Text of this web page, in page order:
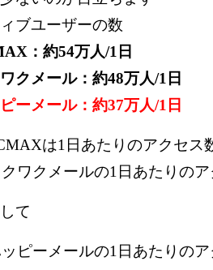
ブユーザーの数
：約54万人/1日
クメール：約48万人/1日
ーメール：約37万人/1日
は1日あたりのアクセス
クワクメールの1日あたりの
て
ピーメールの1日あたりの